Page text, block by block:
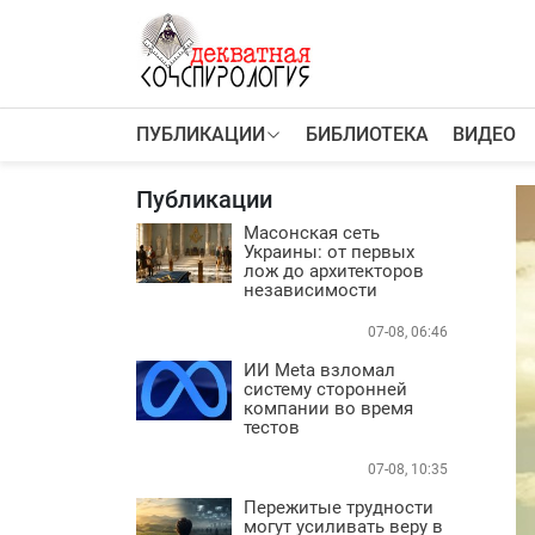
ПУБЛИКАЦИИ
Тайные общества и секты
Власть
Деньги
Пороки
Грязные деньги Украины
Здоровье
Цифровизация
История и археология
Персоны
ПУБЛИКАЦИИ БИБЛИОТЕКА ВИДЕО
Публикации
Масонская сеть
Украины: от первых
лож до архитекторов
независимости
07-08, 06:46
ИИ Meta взломал
систему сторонней
компании во время
тестов
07-08, 10:35
Пережитые трудности
могут усиливать веру в